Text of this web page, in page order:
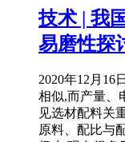
技术 | 我
易磨性探
2020年12月16
相似,而产量、
见选材配料关
原料、配比与